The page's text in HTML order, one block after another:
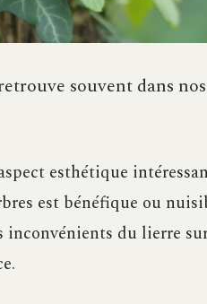
souvent dans
esthétique
est bénéfique ou
du lierre